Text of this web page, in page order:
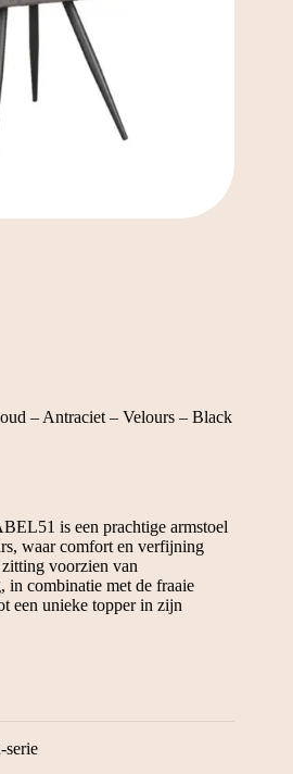
– Antraciet – Velours – Black
is een prachtige armstoel
waar comfort en verfijning
voorzien van
in combinatie met de fraaie
een unieke topper in zijn
serie